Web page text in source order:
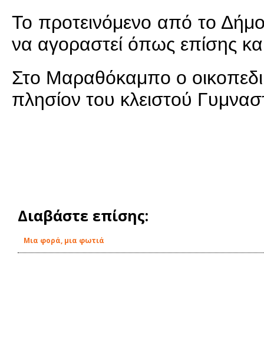
Το προτεινόμενο από το Δήμο
να αγοραστεί όπως επίσης
Στο Μαραθόκαμπο ο
πλησίον του κλειστού
Διαβάστε επίσης:
Μια φορά, μια φωτιά